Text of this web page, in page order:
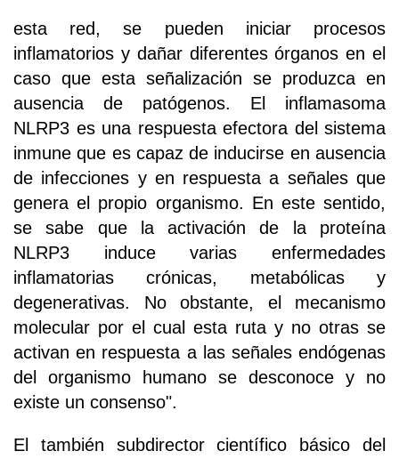
esta red, se pueden iniciar procesos
inflamatorios y dañar diferentes órganos en el
caso que esta señalización se produzca en
ausencia de patógenos. El inflamasoma
NLRP3 es una respuesta efectora del sistema
inmune que es capaz de inducirse en ausencia
de infecciones y en respuesta a señales que
genera el propio organismo. En este sentido,
se sabe que la activación de la proteína
NLRP3 induce varias enfermedades
inflamatorias crónicas, metabólicas y
degenerativas. No obstante, el mecanismo
molecular por el cual esta ruta y no otras se
activan en respuesta a las señales endógenas
del organismo humano se desconoce y no
existe un consenso".
El también subdirector científico básico del